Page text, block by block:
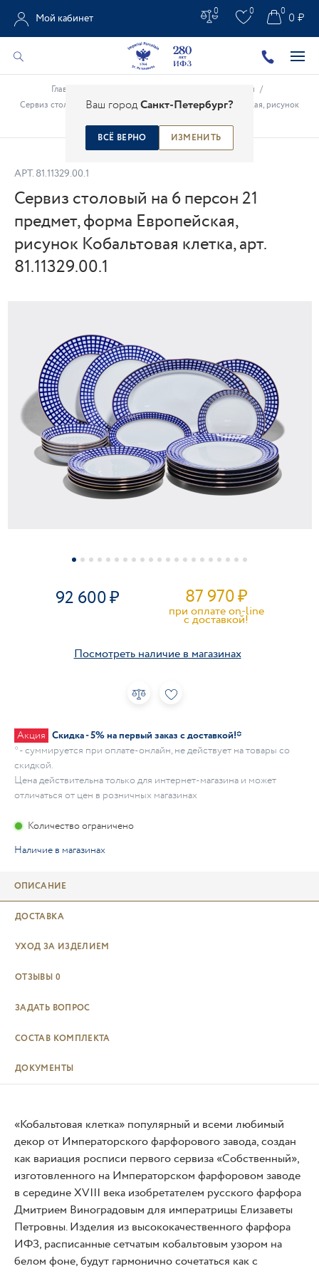
Ваш городСанкт-Петербург?
ВСЁ ВЕРНО ИЗМЕНИТЬ
Мой кабинет
0 0 0 ₽
0
Главная Столовые сервизы /
Сервиз столовый на 6 персон 21 предмет, форма Европейская, рисунок
АРТ. 81.11329.00.1
Сервиз столовый на 6 персон 21
предмет, форма Европейская,
рисунок Кобальтовая клетка, арт.
81.11329.00.1
92 600 87 970₽
при оплате on-line
c доставкой!
Посмотреть наличие в магазинах
Акция Скидка - 5% на первый заказ с доставкой!*
* - суммируется при оплате-онлайн, не действует на товары со
скидкой.
Цена действительна только для интернет-магазина и может
отличаться от цен в розничных магазинах
Количество ограничено
Наличие в магазинах
ОПИСАНИЕ
ДОСТАВКА
УХОД ЗА ИЗДЕЛИЕМ
ОТЗЫВЫ 0
ЗАДАТЬ ВОПРОС
СОСТАВ КОМПЛЕКТА
ДОКУМЕНТЫ
«Кобальтовая клетка» популярный и всеми любимый
декор от Императорского фарфорового завода, создан
как вариация росписи первого сервиза «Собственный»,
изготовленного на Императорском фарфоровом заводе
в середине XVIII века изобретателем русского фарфора
Дмитрием Виноградовым для императрицы Елизаветы
Петровны. Изделия из высококачественного фарфора
ИФЗ, расписанные сетчатым кобальтовым узором на
белом фоне, будут гармонично сочетаться как с